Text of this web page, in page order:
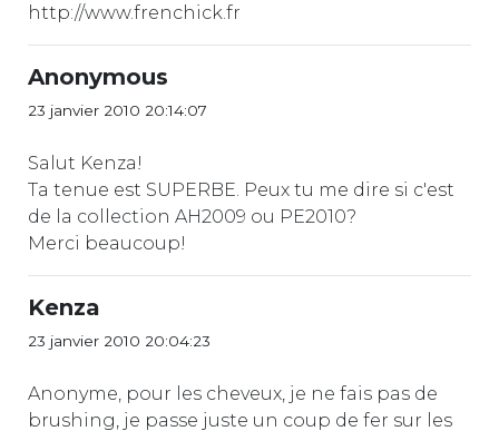
http://www.frenchick.fr
Anonymous
23 janvier 2010 20:14:07
Salut Kenza!
Ta tenue est SUPERBE. Peux tu me dire si c'est
de la collection AH2009 ou PE2010?
Merci beaucoup!
Kenza
23 janvier 2010 20:04:23
Anonyme, pour les cheveux, je ne fais pas de
brushing, je passe juste un coup de fer sur les